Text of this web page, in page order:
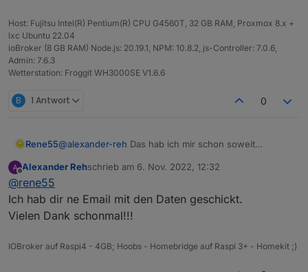
Host: Fujitsu Intel(R) Pentium(R) CPU G4560T, 32 GB RAM, Proxmox 8.x +
lxc Ubuntu 22.04
ioBroker (8 GB RAM) Node.js: 20.19.1, NPM: 10.8.2, js-Controller: 7.0.6,
Admin: 7.6.3
Wetterstation: Froggit WH3000SE V1.6.6
B 1 Antwort 0
Rene55@alexander-reh Das hab ich mir schon soweit
Balkonkraftwerke". Aber der Adapter ist schon um
Daten anraschy@gmx.de. Ich schau dann mal.
Offline
Alexander Rehschrieb am 6. Nov. 2022, 12:32
zuletzt editiert von
@rene55
Ich hab dir ne Email mit den Daten geschickt.
Vielen Dank schonmal!!!
IOBroker auf Raspi4 - 4GB; Hoobs - Homebridge auf Raspi 3+ - Homekit ;)